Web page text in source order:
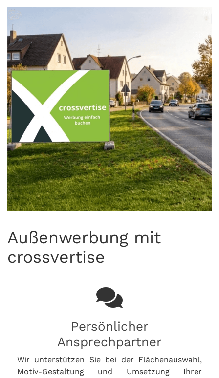
Außenwerbung mit
crossvertise
Persönlicher
Ansprechpartner
Wir unterstützen Sie bei der Flächenauswahl,
Motiv-Gestaltung und Umsetzung Ihrer